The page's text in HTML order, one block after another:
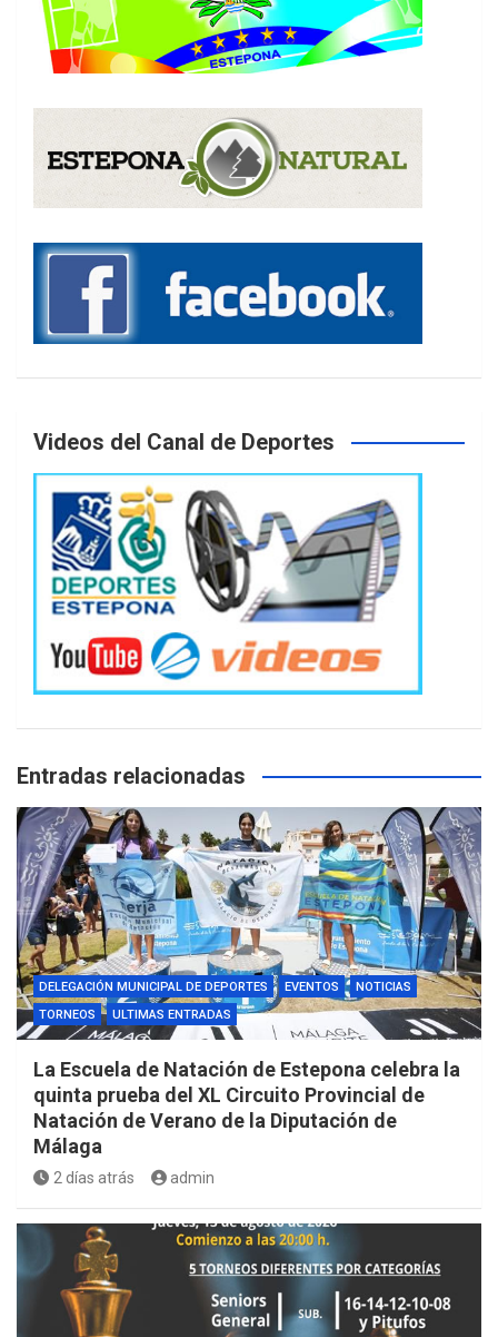
Videos del Canal de Deportes
Entradas relacionadas
DELEGACIÓN MUNICIPAL DE DEPORTES EVENTOS
NOTICIAS
TORNEOS
ULTIMAS ENTRADAS
La Escuela de Natación de Estepona celebra la
quinta prueba del XL Circuito Provincial de
Natación de Verano de la Diputación de
Málaga
2 días atrás admin